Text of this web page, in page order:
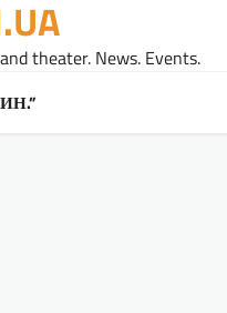
theater. News. Events.